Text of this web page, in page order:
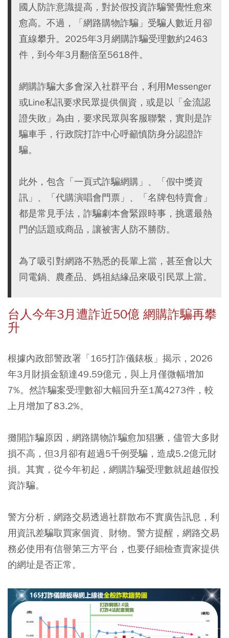
國人防詐意識提高，對於假投資詐騙警覺性愈來
愈高。不過，「網路購物詐騙」受騙人數近月卻
直線攀升。2025年3月網購詐騙受理數約2463
件，到今年3月翻倍至5618件。
網購詐騙大多會深入社群平台，利用Messenger
或Line私訊要求民眾提供個資，或是以「金流認
證失敗」為由，要求民眾與客服聯繫，實則是詐
騙車手，行政院打詐中心呼籲慎防身分認證詐
騙。
此外，包含「一頁式詐騙網購」、「假中獎資
訊」、「代購演唱會門票」、「名牌包特賣會」
都是常見手法，詐騙劇本會緊跟時事，挑選最熱
門的話題或商品，讓被害人防不勝防。
為了吸引對網路不熟悉的長輩上當，甚至會以大
同電鍋、農產品、媽祖結緣品來吸引民眾上當。
台人今年3月遭詐近50億 網購詐騙再攀
升
根據內政部警政署「165打詐儀錶板」揭示，2026
年3月財損金額達49.59億元，與上月僅微幅增加
7%。然詐騙案受理數卻大幅回升至1萬4273件，較
上月增加了83.2%。
攤開詐騙原因，網路購物詐騙愈加猖獗，儘管大多財
損不高，但3月卻有超過5千例受騙，造成5.2億元財
損。其實，從今年初起，網購詐騙受理數就超越假投
資詐騙。
警方分析，網路交易透過社群散布不實廣告訊息，利
用資訊差騙取買家個資、財物。警方提醒，網路交易
務必使用有信譽第三方平台，也要仔細檢查賣家提供
的網址是否正常。